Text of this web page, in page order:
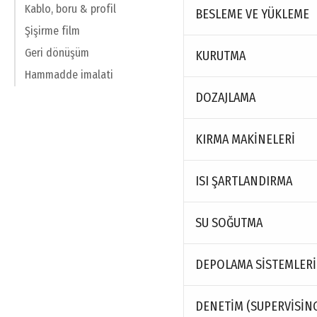
BESLEME VE YÜKLEME
KURUTMA
DOZAJLAMA
KIRMA MAKINELERI
ISI ŞARTLANDIRMA
SU SOĞUTMA
DEPOLAMA SISTEMLERI
DENETIM
Kablo, boru & profil
Şişirme film
Geri dönüşüm
Hammadde imalati